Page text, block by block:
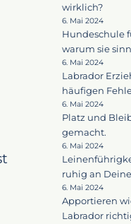
wirklich?
6. Mai 2024
Hundeschule
warum sie
6. Mai 2024
Labrador
häufigen
6. Mai 2024
Platz und
gemacht.
6. Mai 2024
ruhig an
6. Mai 2024
Apportieren
Labrador